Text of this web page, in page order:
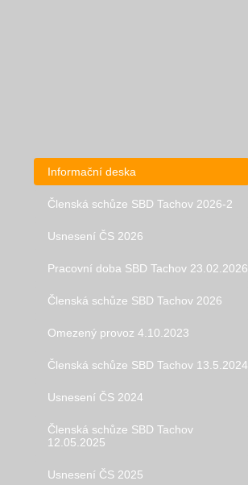
Informační deska
Členská schůze SBD Tachov 2026-2
Usnesení ČS 2026
Pracovní doba SBD Tachov 23.02.2026
Členská schůze SBD Tachov 2026
Omezený provoz 4.10.2023
Členská schůze SBD Tachov 13.5.2024
Usnesení ČS 2024
Členská schůze SBD Tachov
12.05.2025
Usnesení ČS 2025